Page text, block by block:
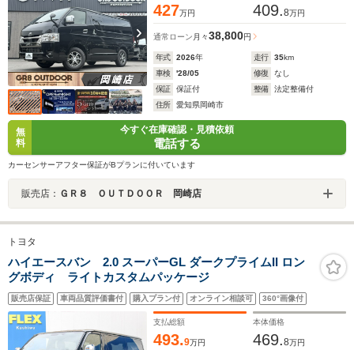
427万円 409.8万円
通常ローン 月々38,800円
年式 2026年 走行 35km
車検
'28/05 修復
なし
保証
保証付 整備
法定整備付
住所
愛知県岡崎市
無
料
今すぐ在庫確認・見積依頼
電話する
カーセンサーアフター保証がBプランに付いています
販売店： ＧＲ８ ＯＵＴＤＯＯＲ 岡崎店
トヨタ
ハイエースバン 2.0 スーパーGL ダークプライムII ロン
グボディ ライトカスタムパッケージ
販売店保証 車両品質評価書付 購入プラン付 オンライン相談可 360°画像付
支払総額
493.9万円
本体価格
469.8万円